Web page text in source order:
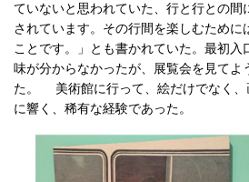
ていないと思われていた、行と行との間
されています。その行間を楽しむために
ことです。」とも書かれていた。最初入
味が分からなかったが、展覧会を見てよ
た。
美術館に行って、絵だけでなく
に響く、稀有な経験であった。